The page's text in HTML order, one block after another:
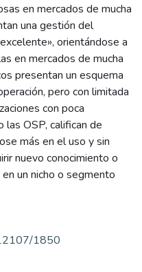
en mercados de mucha
una gestión del
orientándose a
en mercados de mucha
presentan un esquema
pero con limitada
con poca
las OSP, califican de
más en el uso y sin
nuevo conocimiento o
un nicho o segmento
1850